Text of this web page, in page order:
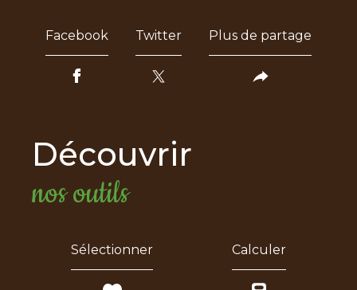
Facebook Twitter Plus de partage
découvrir
nos outils
Sélectionner Calculer